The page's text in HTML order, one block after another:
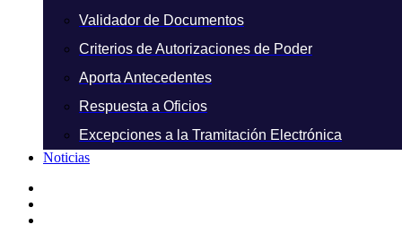
Validador de Documentos
Criterios de Autorizaciones de Poder
Aporta Antecedentes
Respuesta a Oficios
Excepciones a la Tramitación Electrónica
Noticias